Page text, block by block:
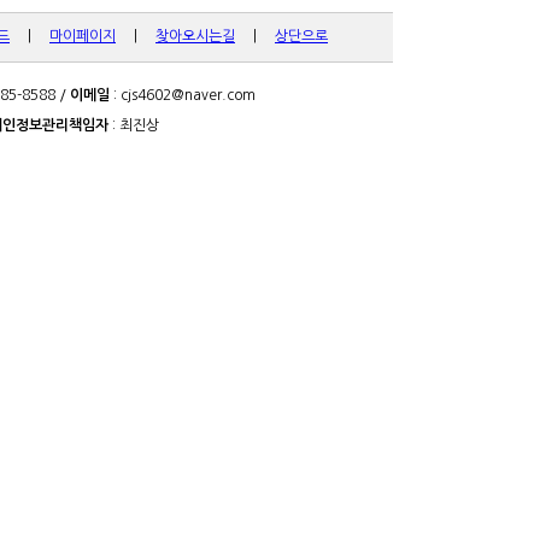
마이페이지 찾아오시는길 상단으로
8588 / 이메일 : cjs4602@naver.com
인정보관리책임자: 최진상